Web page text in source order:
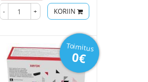
- + KORIIN
Toimitus
0€